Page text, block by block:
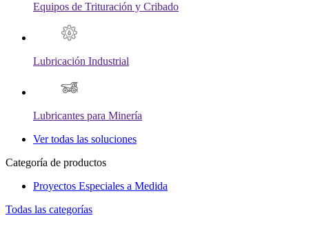
Equipos de Trituración y Cribado
Lubricación Industrial
Lubricantes para Minería
Ver todas las soluciones
Categoría de productos
Proyectos Especiales a Medida
Todas las categorías